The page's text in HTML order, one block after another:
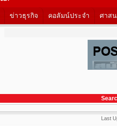
ข่าวธุรกิจ คอลัมน์ประจำ ศาส
Last